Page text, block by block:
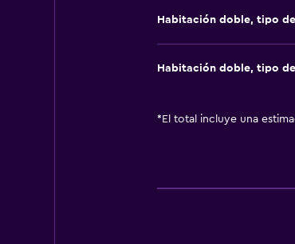
Habitación doble, tipo
Habitación doble, tipo
* El total incluye una